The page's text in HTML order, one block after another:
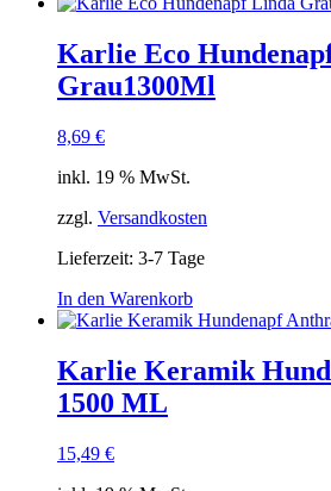
Karlie Eco
Grau1300Ml
8,69 €
inkl. 19 % MwSt.
zzgl. Versandkosten
Lieferzeit: 3-7 Tage
In den Warenkorb
Karlie Keramik
1500 ML
15,49 €